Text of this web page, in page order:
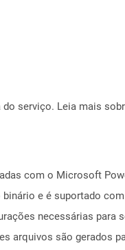
serviço. Leia mais
com o Microsoft
e é suportado com
necessárias para
arquivos são gerados